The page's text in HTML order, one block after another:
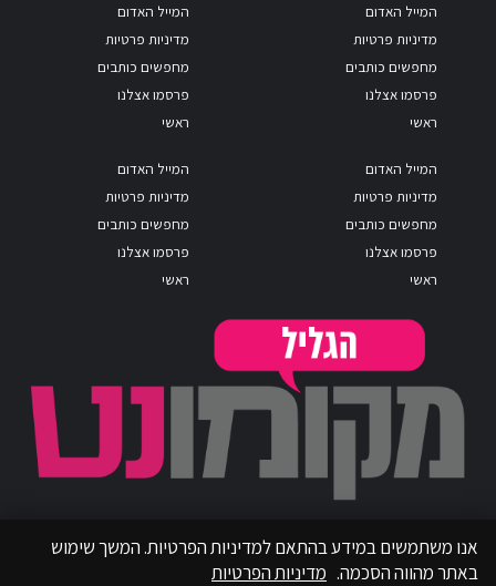
המייל האדום
מדיניות פרטיות
מחפשים כותבים
פרסמו אצלנו
ראשי
המייל האדום
מדיניות פרטיות
מחפשים כותבים
פרסמו אצלנו
ראשי
המייל האדום
מדיניות פרטיות
מחפשים כותבים
פרסמו אצלנו
ראשי
המייל האדום
מדיניות פרטיות
מחפשים כותבים
פרסמו אצלנו
ראשי
אנו משתמשים במידע בהתאם למדיניות הפרטיות. המשך שימוש
באתר מהווה הסכמה. מדיניות הפרטיות